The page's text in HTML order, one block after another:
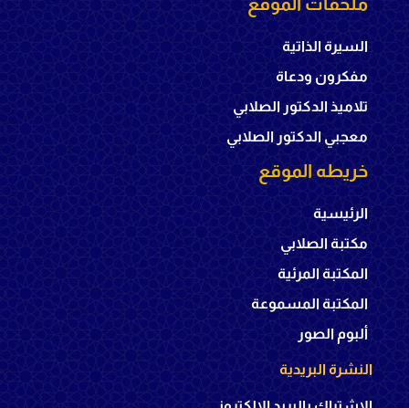
السيرة الذاتية
مفكرون ودعاة
تلاميذ الدكتور الصلابي
معجبي الدكتور الصلابي
خريطه الموقع
الرئيسية
مكتبة الصلابي
المكتبة المرئية
المكتبة المسموعة
ألبوم الصور
النشرة البريدية